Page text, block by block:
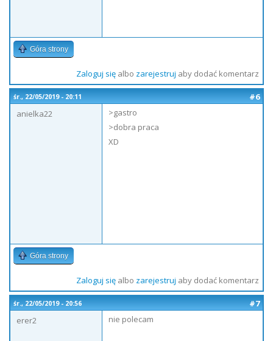
Góra strony
Zaloguj sięalbo zarejestruj aby dodać komentarz
śr., 22/05/2019 - 20:11
#6
anielka22
>gastro
>dobra praca
XD
Góra strony
Zaloguj sięalbo zarejestruj aby dodać komentarz
śr., 22/05/2019 - 20:56
#7
erer2
nie polecam